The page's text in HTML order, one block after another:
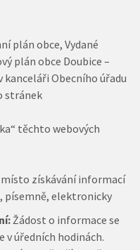
plán obce, Vydané
plán obce Doubice –
Obecního úřadu
stránek
těchto webových
místo získávání informací
písemně, elektronicky
Žádost o informace se
v úředních hodinách.